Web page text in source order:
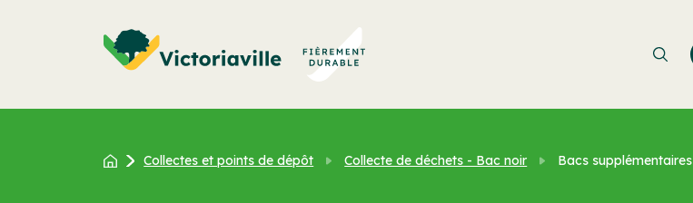
contenu
principal
Collectes et points de dépôt Collecte de déchets - Bac noir Bacs supplémentaires